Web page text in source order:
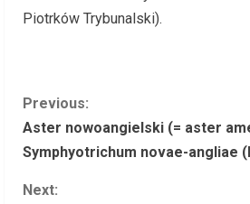
Piotrków Trybunalski).
C
o
n
Previous:
Aster nowoangielski (= aster
Symphyotrichum novae-angliae
Next: